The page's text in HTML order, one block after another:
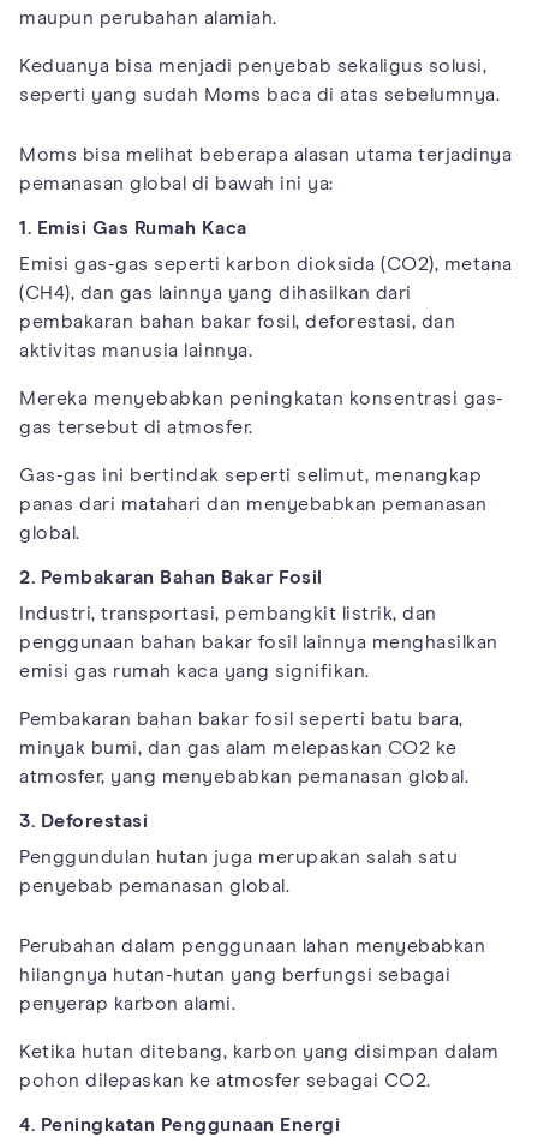
maupun perubahan alamiah.
Keduanya bisa menjadi penyebab sekaligus solusi,
seperti yang sudah Moms baca di atas sebelumnya.
Moms bisa melihat beberapa alasan utama terjadinya
pemanasan global di bawah ini ya:
1. Emisi Gas Rumah Kaca
Emisi gas-gas seperti karbon dioksida (CO2), metana
(CH4), dan gas lainnya yang dihasilkan dari
pembakaran bahan bakar fosil, deforestasi, dan
aktivitas manusia lainnya.
Mereka menyebabkan peningkatan konsentrasi gas-
gas tersebut di atmosfer.
Gas-gas ini bertindak seperti selimut, menangkap
panas dari matahari dan menyebabkan pemanasan
global.
2. Pembakaran Bahan Bakar Fosil
Industri, transportasi, pembangkit listrik, dan
penggunaan bahan bakar fosil lainnya menghasilkan
emisi gas rumah kaca yang signifikan.
Pembakaran bahan bakar fosil seperti batu bara,
minyak bumi, dan gas alam melepaskan CO2 ke
atmosfer, yang menyebabkan pemanasan global.
3. Deforestasi
Penggundulan hutan juga merupakan salah satu
penyebab pemanasan global.
Perubahan dalam penggunaan lahan menyebabkan
hilangnya hutan-hutan yang berfungsi sebagai
penyerap karbon alami.
Ketika hutan ditebang, karbon yang disimpan dalam
pohon dilepaskan ke atmosfer sebagai CO2.
4. Peningkatan Penggunaan Energi